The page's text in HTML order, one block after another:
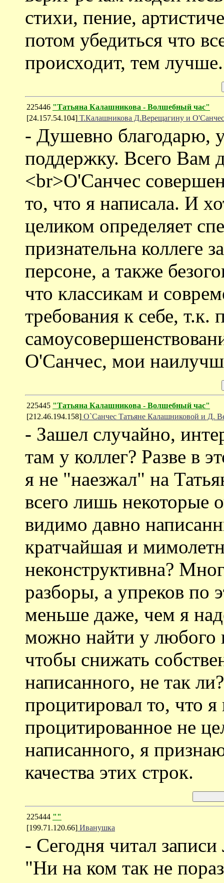
стихи, пение,
потом убедиться что
происходит, тем лучше.
225446 "Татьяна Калашникова - Волшебный час"
[24.157.54.104] Т.Калашникова Д.Верещагину и
- Душевно благодарю,
поддержку. Всего Вам
<br>О'Санчес
то, что я написала. И
целиком определяет
признательна коллеге
персоне, а также
что классикам и
требования к себе, т.к.
О'Санчес, мои
225445 "Татьяна Калашникова - Волшебный час"
[212.46.194.158] О`Санчес Татьяне Калашниковой и Д.
- Зашел случайно,
там у коллег? Разве в
я не "наезжал" на
всего лишь некоторые
видимо давно
кратчайшая и
неконструктивна?
разборы, а упреков по
меньше даже, чем я
можно найти у любого
чтобы снижать
написанного, не так
процитировал то, что
процитированное не
написанного, я
качества этих строк.
225444 ""
[199.71.120.66] Иванушка
- Сегодня читал
"Ни на ком так не